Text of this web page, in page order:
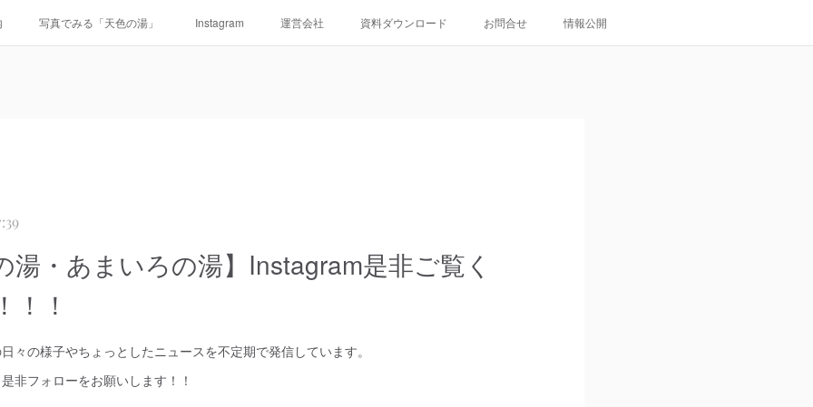
写真でみる「天色の湯」 Instagram 運営会社 資料ダウンロード お問合せ 情報公開
湯・あまいろの湯】Instagram是非ご覧く
！！
々の様子やちょっとしたニュースを不定期で発信しています。
非フォローをお願いします！！